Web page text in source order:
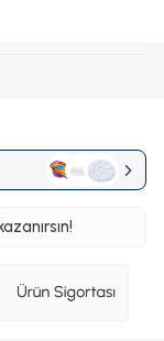
kazanırsın!